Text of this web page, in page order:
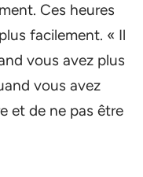
Ces heures
facilement. « Il
vous avez plus
vous avez
et de ne pas être